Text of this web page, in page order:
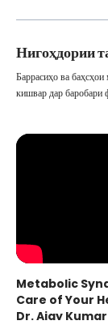
Нигоҳдории
Баррасиҳо ва
кишвар дар баробари
Metabolic
Care of Your
Dr. Ajay